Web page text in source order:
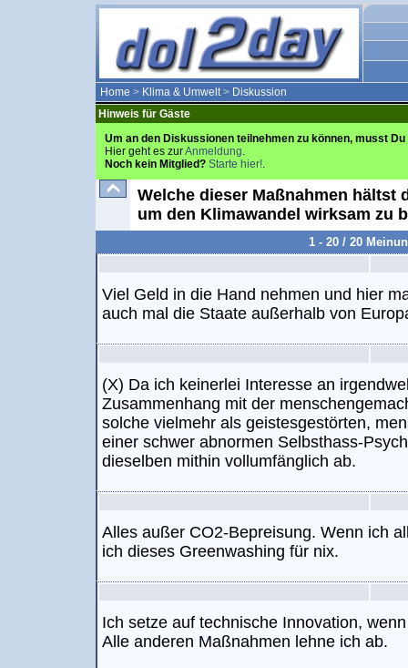
Home > Klima & Umwelt> Diskussion
Hinweis für Gäste
Um an den Diskussionen teilnehmen zu können, musst
Hier geht es zurAnmeldung.
Noch kein Mitglied? Starte hier!.
Welche dieser Maßnahmen hältst
um den Klimawandel wirksam zu
1 - 20 / 20
Viel Geld in die Hand nehmen und hier
auch mal die Staate außerhalb von
(X) Da ich keinerlei Interesse an
Zusammenhang mit der
solche vielmehr als geistesgestörten,
einer schwer abnormen Selbsthass-
dieselben mithin vollumfänglich ab.
Alles außer CO2-Bepreisung. Wenn ich
ich dieses Greenwashing für nix.
Ich setze auf technische Innovation,
Alle anderen Maßnahmen lehne ich ab.